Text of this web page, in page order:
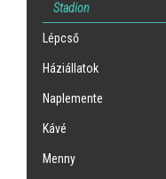
Stadion
Lépcső
Háziállatok
Naplemente
Kávé
Menny